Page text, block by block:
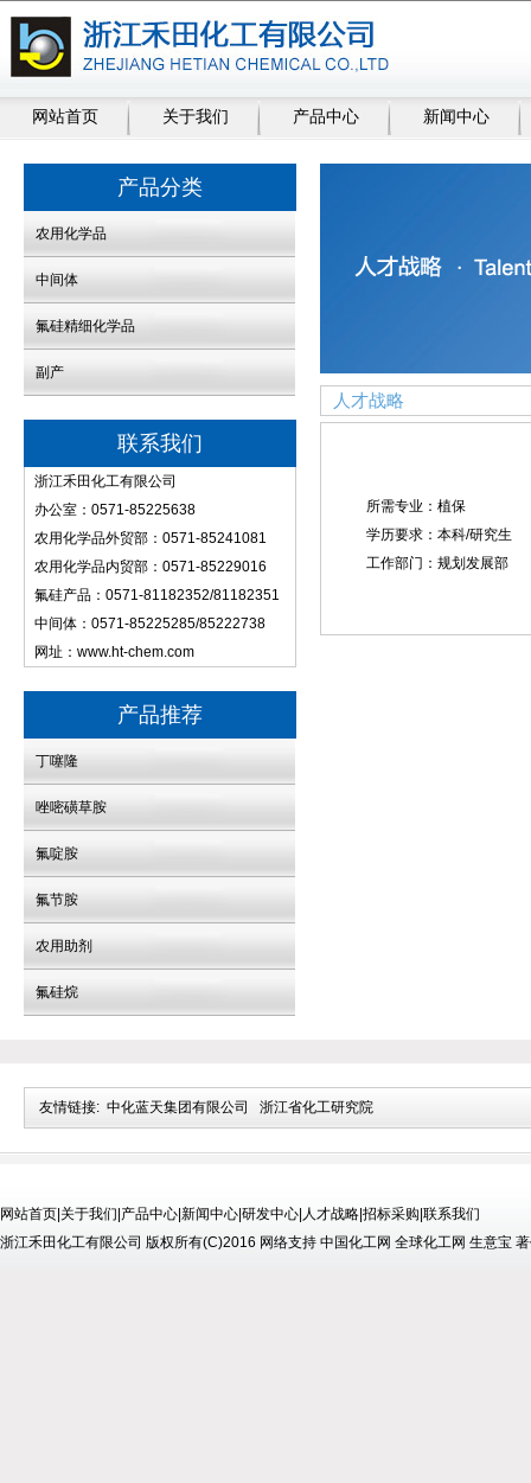
网站首页 关于我们 产品中心 新闻中心
产品分类
农用化学品
中间体
氟硅精细化学品
副产
联系我们
浙江禾田化工有限公司
办公室：0571-85225638
农用化学品外贸部：0571-85241081
农用化学品内贸部：0571-85229016
氟硅产品：0571-81182352/81182351
中间体：0571-85225285/85222738
网址： www.ht-chem.com
产品推荐
丁噻隆
唑嘧磺草胺
氟啶胺
氟节胺
农用助剂
氟硅烷
人才战略
所需专业：植保
学历要求：本科/研究生
工作部门：规划发展部
友情链接: 中化蓝天集团有限公司 浙江省化工研究院
网站首页 关于我们 产品中心 新闻中心 研发中心 人才战略 招标采购 联系我们
浙江禾田化工有限公司 版权所有(C)2016 网络支持 中国化工网 全球化工网 生意宝